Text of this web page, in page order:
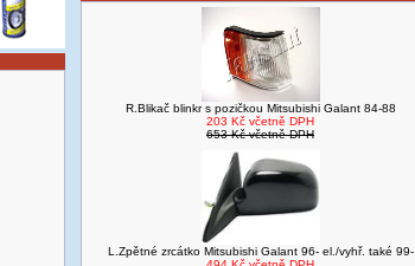
R.Blikač blinkr s pozičkou Mitsubishi Galant 84-88
203 Kč včetně DPH
653 Kč včetně DPH
L.Zpětné zrcátko Mitsubishi Galant 96- el./vyhř. také 99-